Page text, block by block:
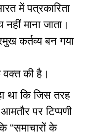
में पत्रकारिता
माना जाता।
कर्तव्य बन गया
की है।
था कि जिस तरह
पर टिप्पणी
“समाचारों के